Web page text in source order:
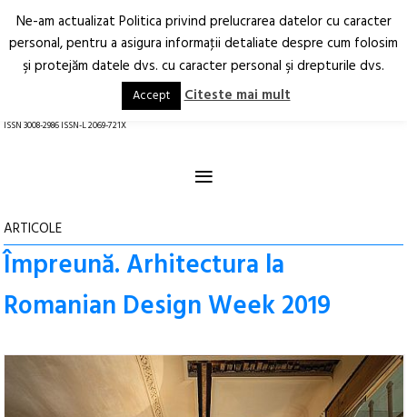
Arhitectură.
Oraș.
RO EN
ISSN 3008-2986 ISSN-L 2069-721X
≡
ARTICOLE
Împreună. Arhitectura la
Romanian Design Week 2019
Ne-am actualizat Politica privind prelucrarea datelor cu caracter
personal, pentru a asigura informaţii detaliate despre cum folosim
şi protejăm datele dvs. cu caracter personal şi drepturile dvs.
Accept Citeste mai mult